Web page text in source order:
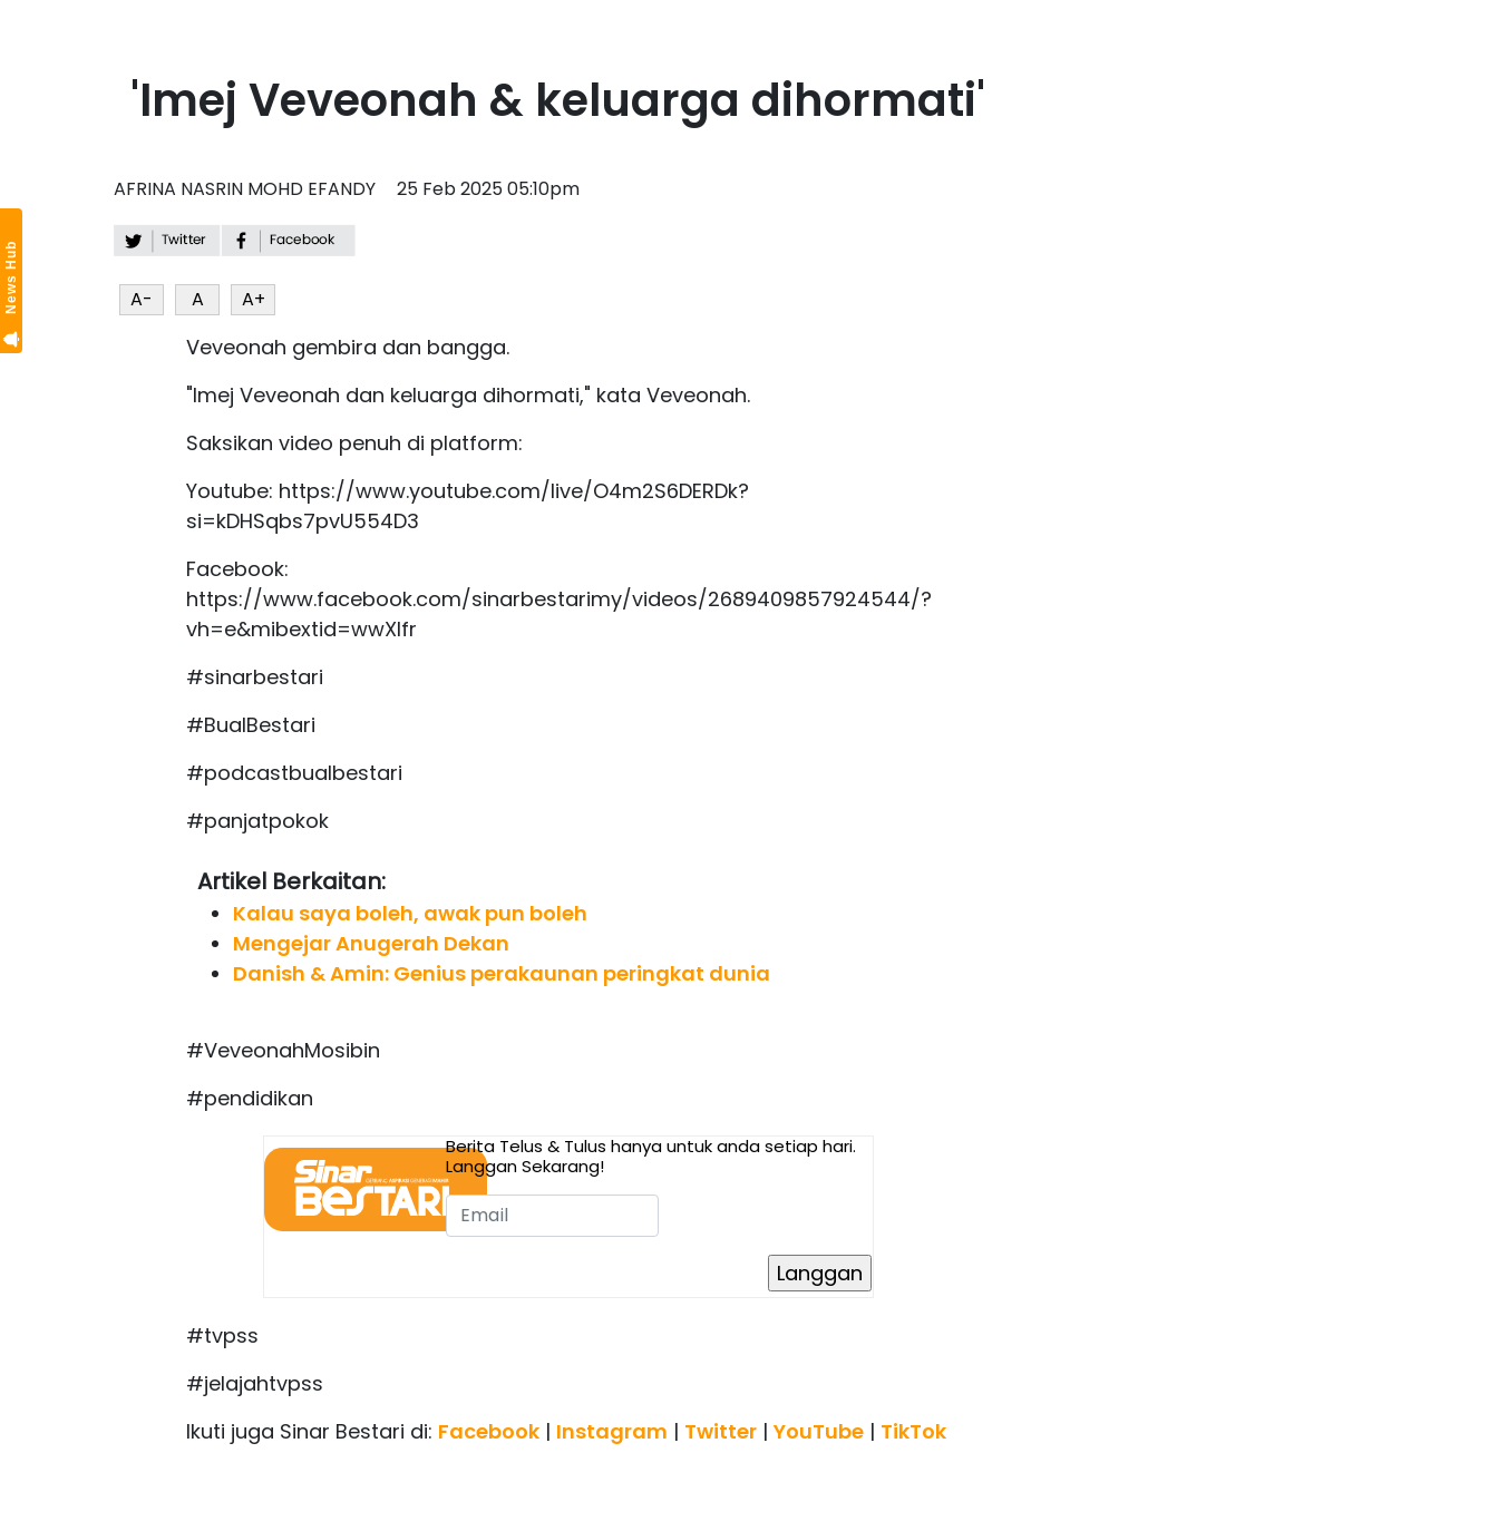
'Imej Veveonah & keluarga dihormati'
AFRINA NASRIN MOHD EFANDY 25 Feb 2025 05:10pm
A- A A+
Veveonah gembira dan bangga.
"Imej Veveonah dan keluarga dihormati," kata Veveonah.
Saksikan video penuh di platform:
Youtube: https://www.youtube.com/live/O4m2S6DERDk?
si=kDHSqbs7pvU554D3
Facebook:
https://www.facebook.com/sinarbestarimy/videos/2689409857924544/?
vh=e&mibextid=wwXIfr
#sinarbestari
#BualBestari
#podcastbualbestari
#panjatpokok
Artikel Berkaitan:
Kalau saya boleh, awak pun boleh
Mengejar Anugerah Dekan
Danish & Amin: Genius perakaunan peringkat dunia
#VeveonahMosibin
#pendidikan
Berita Telus & Tulus hanya untuk anda setiap hari.
Langgan Sekarang!
#tvpss
#jelajahtvpss
Ikuti juga Sinar Bestari di: Facebook | Instagram | Twitter | YouTube | TikTok
News Hub